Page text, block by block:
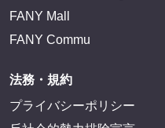
FANY Mall
FANY Commu
法務・規約
プライバシーポリシー